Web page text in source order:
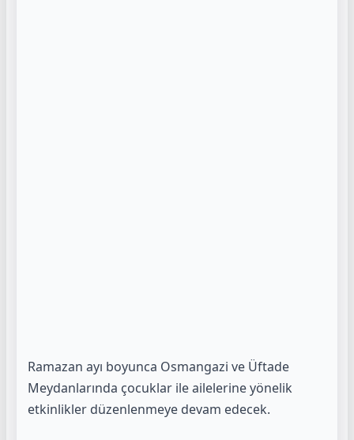
Ramazan ayı boyunca Osmangazi ve Üftade
Meydanlarında çocuklar ile ailelerine yönelik
etkinlikler düzenlenmeye devam edecek.